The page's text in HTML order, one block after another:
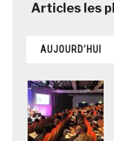
AUJOURD’HUI